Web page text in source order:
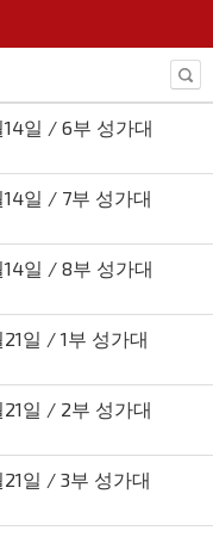
일 / 6부 성가대
일 / 7부 성가대
일 / 8부 성가대
일 / 1부 성가대
일 / 2부 성가대
일 / 3부 성가대